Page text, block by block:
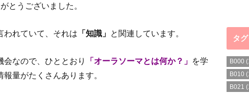
とうございました。
われていて、それは 「知識」 と関連しています。
なので、ひととおり 「オーラソーマとは何か？」 を学
量がたくさんあります。
タ
B000
B010
B021